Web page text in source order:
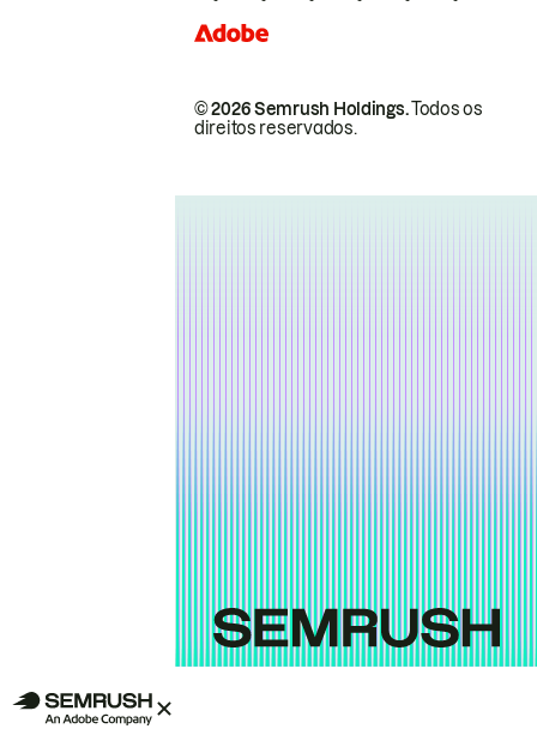
© 2026 Semrush Holdings.Todos os
direitos reservados.